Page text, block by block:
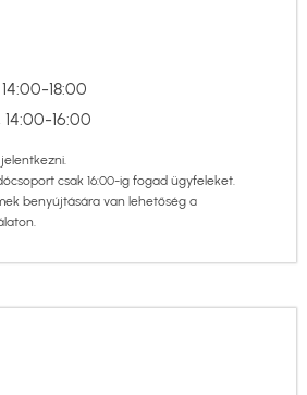
18:00
16:00
csak 16:00-ig fogad ügyfeleket.
benyújtására van lehetőség a